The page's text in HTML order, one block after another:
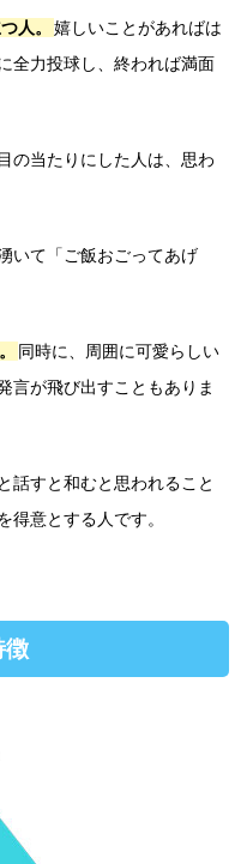
人。
嬉しいことがあればは
全力投球し、終われば満面
の当たりにした人は、思わ
いて「ご飯おごってあげ
同時に、周囲に可愛らしい
言が飛び出すこともありま
話すと和むと思われること
得意とする人です。
徴